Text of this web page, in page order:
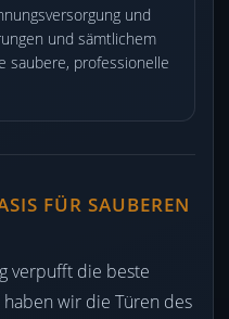
und
und sämtlichem
saubere, professionelle
FÜR SAUBEREN
verpufft die beste
wir die Türen des